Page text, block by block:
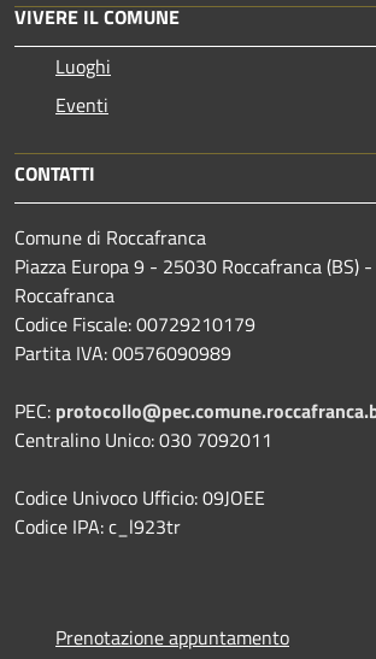
VIVERE IL COMUNE
Luoghi
Eventi
CONTATTI
Comune di Roccafranca
Piazza Europa 9 - 25030 Roccafranca (BS)
Roccafranca
Codice Fiscale: 00729210179
Partita IVA: 00576090989
PEC:
Centralino Unico: 030 7092011
Codice Univoco Ufficio: 09JOEE
Codice IPA: c_l923tr
Prenotazione appuntamento